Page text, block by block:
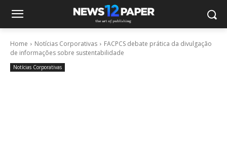
Home Notícias Corporativas
FACPCS debate prática da divulgação
de informações sobre sustentabilidade
Notícias Corporativas